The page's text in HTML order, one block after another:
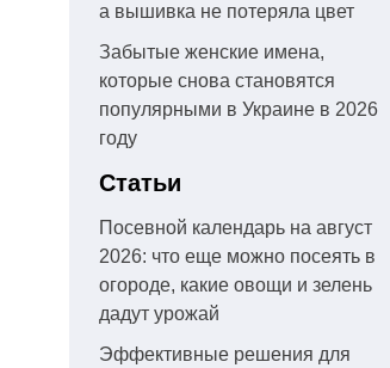
а вышивка не потеряла цвет
Забытые женские имена,
которые снова становятся
популярными в Украине в 2026
году
Статьи
Посевной календарь на август
2026: что еще можно посеять в
огороде, какие овощи и зелень
дадут урожай
Эффективные решения для